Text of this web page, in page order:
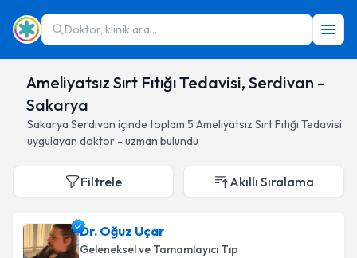
Doktor, klinik ara...
Ameliyatsız Sırt Fıtığı Tedavisi, Serdivan -
Sakarya
Sakarya Serdivan içinde toplam 5 Ameliyatsız Sırt Fıtığı Tedavisi
uygulayan doktor - uzman bulundu
Filtrele Akıllı Sıralama
Dr. Oğuz Uçar
Geleneksel ve Tamamlayıcı Tıp